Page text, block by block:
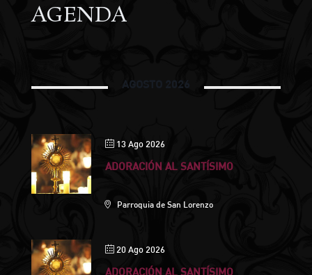
AGENDA
AGOSTO 2026
13 Ago 2026
ADORACIÓN AL SANTÍSIMO
Parroquia de San Lorenzo
20 Ago 2026
ADORACIÓN AL SANTÍSIMO